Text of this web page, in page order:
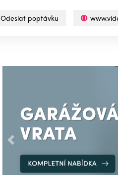
Odeslat poptávku
Předchozí